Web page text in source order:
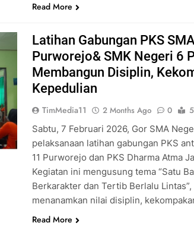
Read More
Latihan Gabungan PKS
Purworejo& SMK Negeri 6
Membangun Disiplin,
Kepedulian
TimMedia11 2 Months Ago 0
Sabtu, 7 Februari 2026, Gor SMA
pelaksanaan latihan gabungan PKS
11 Purworejo dan PKS Dharma Atma
Kegiatan ini mengusung tema “Satu
Berkarakter dan Tertib Berlalu
menanamkan nilai disiplin,
Read More